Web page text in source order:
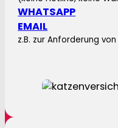
WHATSAPP
EMAIL
z.B. zur Anforderung